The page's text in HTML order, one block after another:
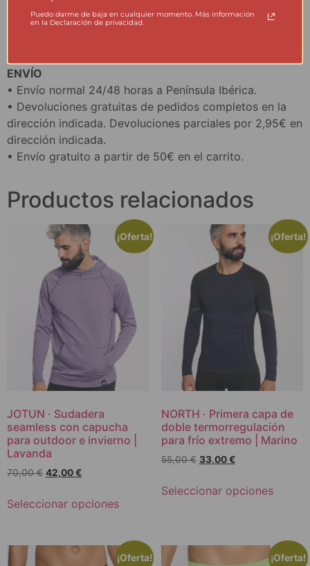
enormemente. La mayor parte de la energía usada por
la empresa está generada a partir de placas
ENVÍO
• Envío normal 24/48 horas a Península Ibérica.
• Devoluciones gratuitas de pedidos completos en la
dirección indicada. Devoluciones parciales por 2,95€ en
dirección indicada.
• Envío gratuito a partir de 50€ en el carrito.
Productos relacionados
¡Oferta!
JOTUN · Sudadera
seamless con capucha
para outdoor e invierno |
Lavanda
70,00€ 42,00€
Seleccionar opciones
¡Oferta!
NORTH · Primera capa de
doble termorregulación
para frío extremo | Marino
55,00€ 33,00€
Seleccionar opciones
¡Oferta! ¡Oferta!
Puedo darme de baja en cualquier momento. Más información
en la Declaración de privacidad.